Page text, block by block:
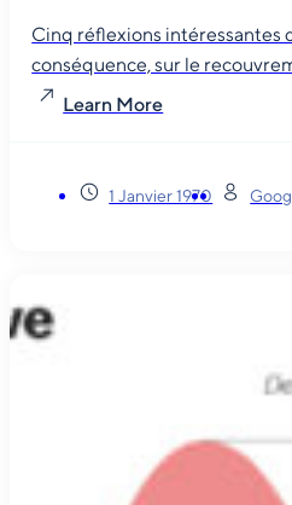
Cinq réflexions intéressantes
conséquence, sur le
Learn More
1 Janvier 1970